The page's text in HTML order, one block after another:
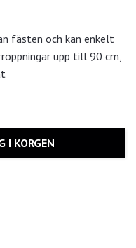
fästen och kan enkelt
upp till 90 cm,
I KORGEN